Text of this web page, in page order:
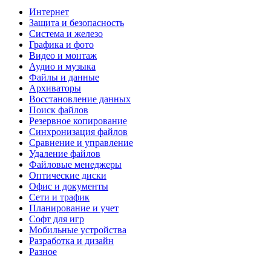
Интернет
Защита и безопасность
Система и железо
Графика и фото
Видео и монтаж
Аудио и музыка
Файлы и данные
Архиваторы
Восстановление данных
Поиск файлов
Резервное копирование
Синхронизация файлов
Сравнение и управление
Удаление файлов
Файловые менеджеры
Оптические диски
Офис и документы
Сети и трафик
Планирование и учет
Софт для игр
Мобильные устройства
Разработка и дизайн
Разное